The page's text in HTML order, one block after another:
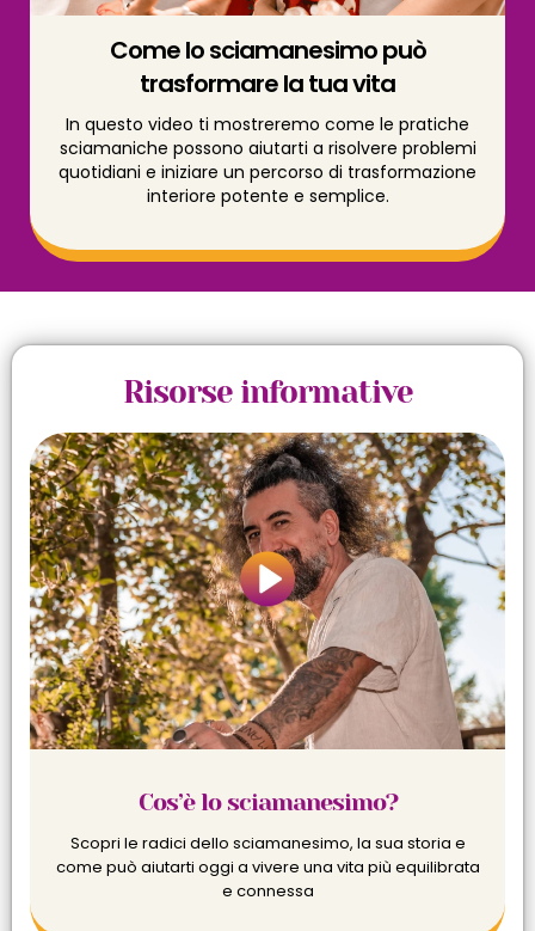
Come lo sciamanesimo può
trasformare la tua vita
In questo video ti mostreremo come le pratiche
sciamaniche possono aiutarti a risolvere problemi
quotidiani e iniziare un percorso di trasformazione
interiore potente e semplice.
Risorse informative
Cos’è lo sciamanesimo?
Scopri le radici dello sciamanesimo, la sua storia e
come può aiutarti oggi a vivere una vita più equilibrata
e connessa